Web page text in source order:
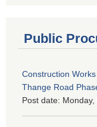
Public
Construction
Thange Road
Post date: